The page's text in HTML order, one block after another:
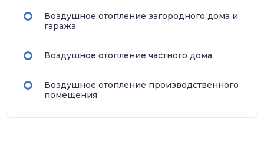
Воздушное отопление загородного дома и
гаража
Воздушное отопление частного дома
Воздушное отопление производственного
помещения